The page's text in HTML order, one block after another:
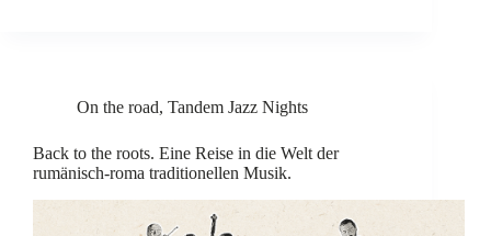
On the road, Tandem Jazz Nights
Back to the roots. Eine Reise in die Welt der
rumänisch-roma traditionellen Musik.